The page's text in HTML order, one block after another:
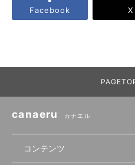
Facebook X
canaeru カナエル
コンテンツ